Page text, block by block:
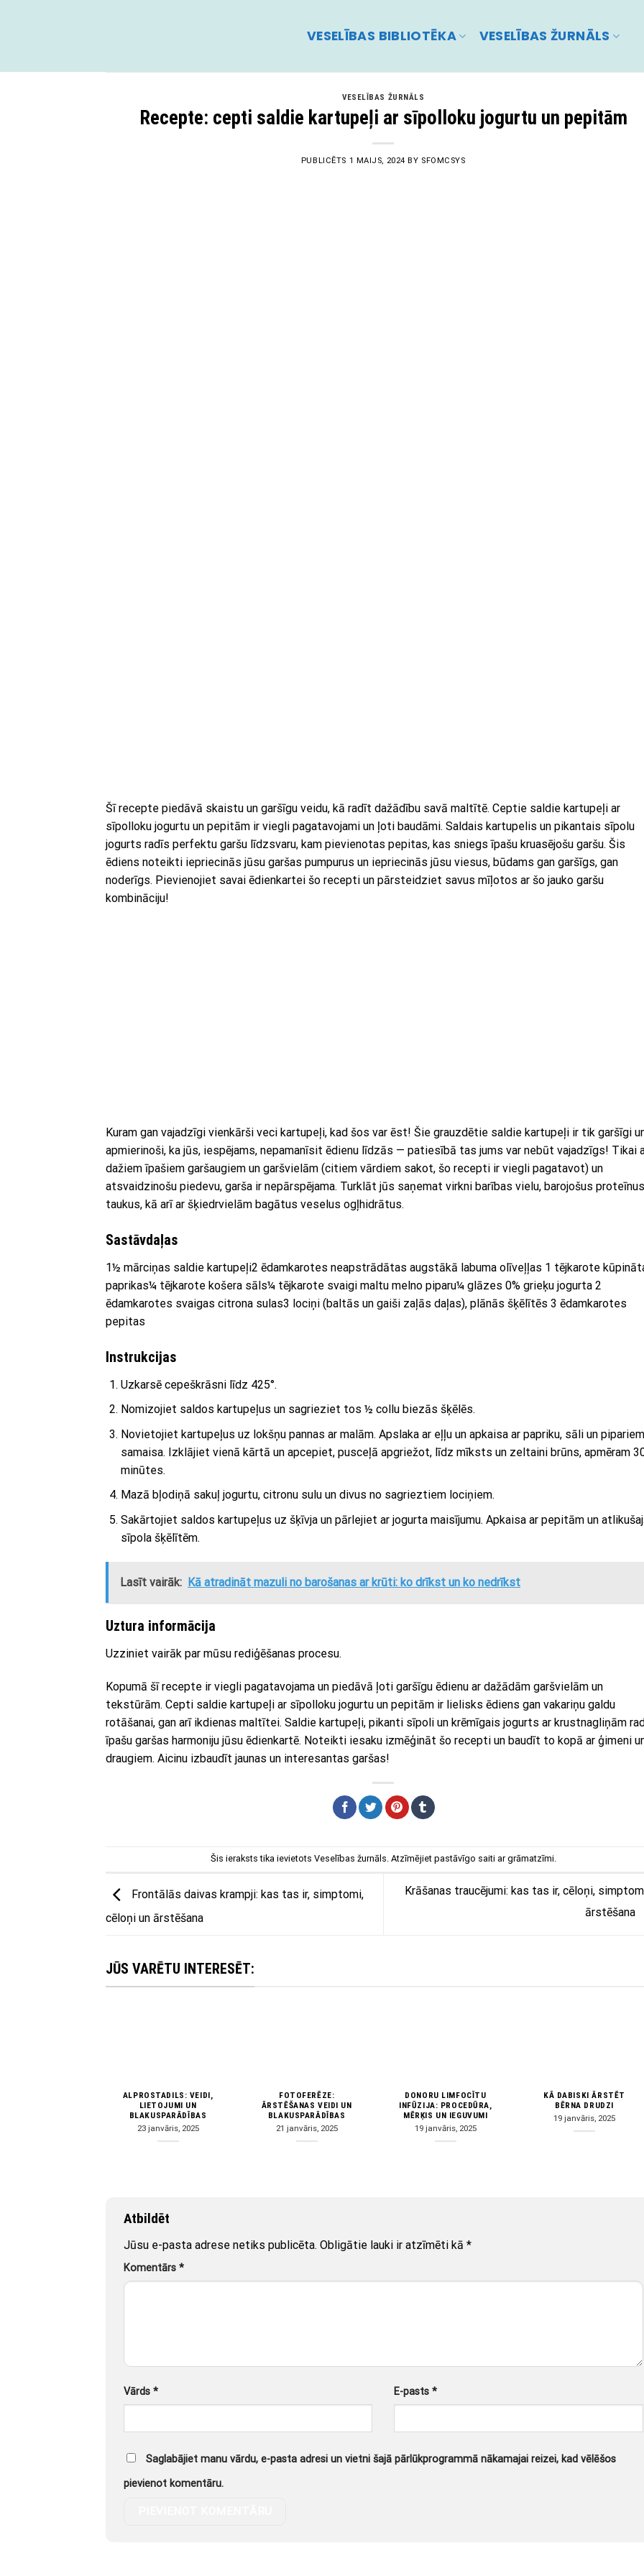
VESELĪBAS BIBLIOTĒKA VESELĪBAS ŽURNĀLS
VESELĪBAS ŽURNĀLS
Recepte: cepti saldie kartupeļi ar sīpolloku jogurtu un pepitām
PUBLICĒTS 1 MAIJS, 2024 BY SFOMCSYS
Šī recepte piedāvā skaistu un garšīgu veidu, kā radīt dažādību savā maltītē. Ceptie saldie kartupeļi ar
sīpolloku jogurtu un pepitām ir viegli pagatavojami un ļoti baudāmi. Saldais kartupelis un pikantais sīpolu
jogurts radīs perfektu garšu līdzsvaru, kam pievienotas pepitas, kas sniegs īpašu kruasējošu garšu. Šis
ēdiens noteikti iepriecinās jūsu garšas pumpurus un iepriecinās jūsu viesus, būdams gan garšīgs, gan
noderīgs. Pievienojiet savai ēdienkartei šo recepti un pārsteidziet savus mīļotos ar šo jauko garšu
kombināciju!
Kuram gan vajadzīgi vienkārši veci kartupeļi, kad šos var ēst! Šie grauzdētie saldie kartupeļi ir tik garšīgi
apmierinoši, ka jūs, iespējams, nepamanīsit ēdienu līdzās — patiesībā tas jums var nebūt vajadzīgs! Tikai
dažiem īpašiem garšaugiem un garšvielām (citiem vārdiem sakot, šo recepti ir viegli pagatavot) un
atsvaidzinošu piedevu, garša ir nepārspējama. Turklāt jūs saņemat virkni barības vielu, barojošus
taukus, kā arī ar šķiedrvielām bagātus veselus ogļhidrātus.
Sastāvdaļas
1½ mārciņas saldie kartupeļi2 ēdamkarotes neapstrādātas augstākā labuma olīveļļas 1 tējkarote
paprikas¼ tējkarote košera sāls¼ tējkarote svaigi maltu melno piparu¼ glāzes 0% grieķu jogurta 2
ēdamkarotes svaigas citrona sulas3 lociņi (baltās un gaiši zaļās daļas), plānās šķēlītēs 3 ēdamkarotes
pepitas
Instrukcijas
Uzkarsē cepeškrāsni līdz 425°.
Nomizojiet saldos kartupeļus un sagrieziet tos ½ collu biezās šķēlēs.
Novietojiet kartupeļus uz lokšņu pannas ar malām. Apslaka ar eļļu un apkaisa ar papriku, sāli un
samaisa. Izklājiet vienā kārtā un apcepiet, pusceļā apgriežot, līdz mīksts un zeltaini brūns, apmēram
minūtes.
Mazā bļodiņā sakuļ jogurtu, citronu sulu un divus no sagrieztiem lociņiem.
Sakārtojiet saldos kartupeļus uz šķīvja un pārlejiet ar jogurta maisījumu. Apkaisa ar pepitām un
sīpola šķēlītēm.
Lasīt vairāk: Kā atradināt mazuli no barošanas ar krūti: ko drīkst un ko nedrīkst
Uztura informācija
Uzziniet vairāk par mūsu rediģēšanas procesu.
Kopumā šī recepte ir viegli pagatavojama un piedāvā ļoti garšīgu ēdienu ar dažādām garšvielām un
tekstūrām. Cepti saldie kartupeļi ar sīpolloku jogurtu un pepitām ir lielisks ēdiens gan vakariņu galdu
rotāšanai, gan arī ikdienas maltītei. Saldie kartupeļi, pikanti sīpoli un krēmīgais jogurts ar krustnagliņām
īpašu garšas harmoniju jūsu ēdienkartē. Noteikti iesaku izmēģināt šo recepti un baudīt to kopā ar ģimeni
draugiem. Aicinu izbaudīt jaunas un interesantas garšas!
Šis ieraksts tika ievietots Veselības žurnāls. Atzīmējiet pastāvīgo saitiar grāmatzīmi.
Frontālās daivas krampji: kas tas ir, simptomi,
cēloņi un ārstēšana
Krāšanas traucējumi: kas tas ir, cēloņi,
ārstēšana
JŪS VARĒTU INTERESĒT:
ALPROSTADILS: VEIDI,
LIETOJUMI UN
BLAKUSPARĀDĪBAS
23 janvāris, 2025
FOTOFERĒZE:
ĀRSTĒŠANAS VEIDI UN
BLAKUSPARĀDĪBAS
21 janvāris, 2025
DONORU LIMFOCĪTU
INFŪZIJA: PROCEDŪRA,
MĒRĶIS UN IEGUVUMI
19 janvāris, 2025
KĀ DABISKI ĀRSTĒT
BĒRNA DRUDZI
19 janvāris, 2025
Atbildēt
Jūsu e-pasta adrese netiks publicēta. Obligātie lauki ir atzīmēti kā *
Komentārs *
Vārds * E-pasts*
Saglabājiet manu vārdu, e-pasta adresi un vietni šajā pārlūkprogrammā nākamajai reizei, kad vēlēšos
pievienot komentāru.